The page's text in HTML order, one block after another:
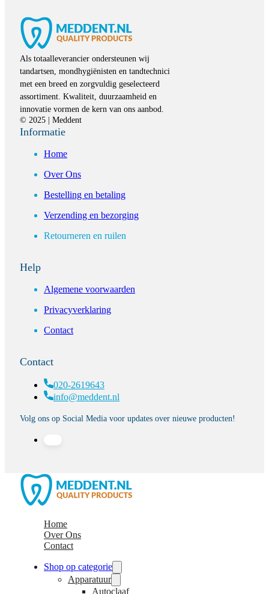
Als totaalleverancier ondersteunen wij
tandartsen, mondhygiënisten en tandtechnici
met een breed en zorgvuldig geselecteerd
assortiment. Kwaliteit, duurzaamheid en
innovatie vormen de kern van ons aanbod.
© 2025 | Meddent
Informatie
Home
Over Ons
Bestelling en betaling
Verzending en bezorging
Retourneren en ruilen
Help
Algemene voorwaarden
Privacyverklaring
Contact
Contact
020-2619643
info@meddent.nl
Volg ons op Social Media voor updates over nieuwe producten!
Home
Over Ons
Contact
Shop op categorie
Apparatuur
Autoclaaf